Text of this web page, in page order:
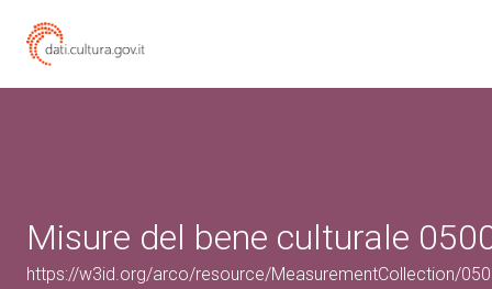
Misure del bene culturale
https://w3id.org/arco/resource/MeasurementCollection/